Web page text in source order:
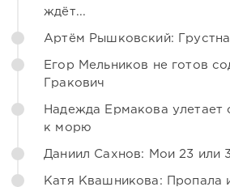
ждёт...
Артём Рышковский:
Егор Мельников не готов
Гракович
Надежда Ермакова улетает
к морю
Даниил Сахнов: Мои 23 или
Катя Квашникова: Пропала